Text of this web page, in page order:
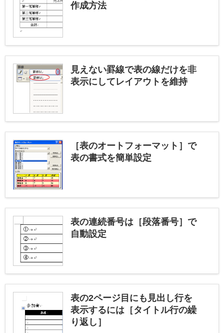
作成方法
見えない罫線で表の線だけを非
表示にしてレイアウトを維持
［表のオートフォーマット］で
表の書式を簡単設定
表の連続番号は［段落番号］で
自動設定
表の2ページ目にも見出し行を
表示するには［タイトル行の繰
り返し］